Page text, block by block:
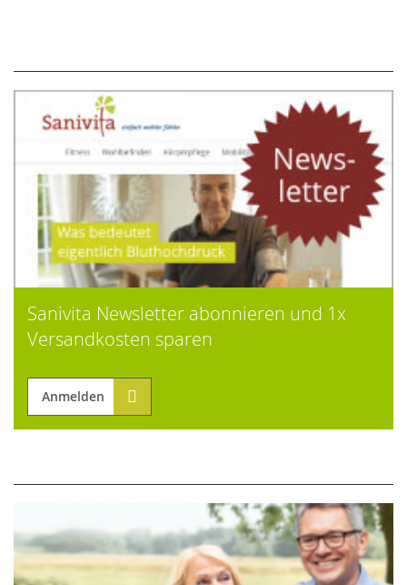
Sanivita Newsletter abonnieren und 1x
Versandkosten sparen
Anmelden